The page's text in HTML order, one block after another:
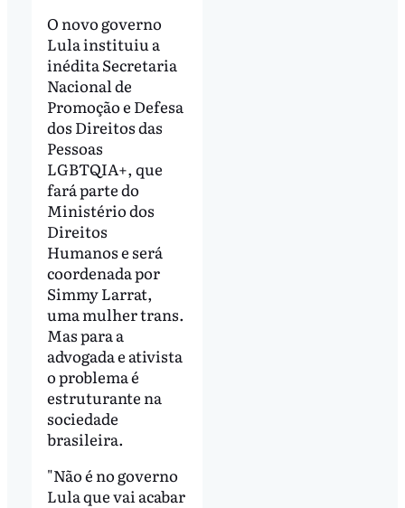
O novo governo
Lula instituiu a
inédita Secretaria
Nacional de
Promoção e Defesa
dos Direitos das
Pessoas
LGBTQIA+, que
fará parte do
Ministério dos
Direitos
Humanos e será
coordenada por
Simmy Larrat,
uma mulher trans.
Mas para a
advogada e ativista
o problema é
estruturante na
sociedade
brasileira.
"Não é no governo
Lula que vai acabar